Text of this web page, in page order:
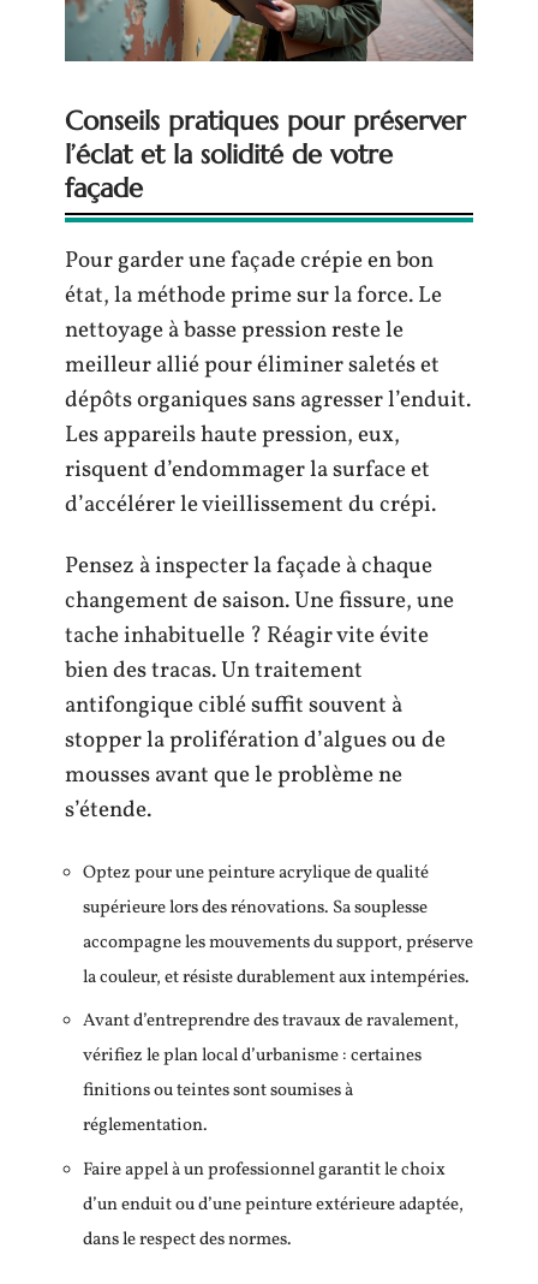
Conseils pratiques pour préserver
l’éclat et la solidité de votre
façade
Pour garder une façade crépie en bon
état, la méthode prime sur la force. Le
nettoyage à basse pression reste le
meilleur allié pour éliminer saletés et
dépôts organiques sans agresser l’enduit.
Les appareils haute pression, eux,
risquent d’endommager la surface et
d’accélérer le vieillissement du crépi.
Pensez à inspecter la façade à chaque
changement de saison. Une fissure, une
tache inhabituelle ? Réagir vite évite
bien des tracas. Un traitement
antifongique ciblé suffit souvent à
stopper la prolifération d’algues ou de
mousses avant que le problème ne
s’étende.
Optez pour une peinture acrylique de qualité
supérieure lors des rénovations. Sa souplesse
accompagne les mouvements du support, préserve
la couleur, et résiste durablement aux intempéries.
Avant d’entreprendre des travaux de ravalement,
vérifiez le plan local d’urbanisme : certaines
finitions ou teintes sont soumises à
réglementation.
Faire appel à un professionnel garantit le choix
d’un enduit ou d’une peinture extérieure adaptée,
dans le respect des normes.